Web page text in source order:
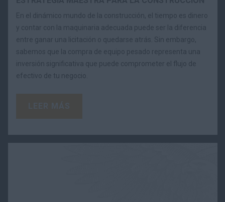
En el dinámico mundo de la construcción, el tiempo es dinero
y contar con la maquinaria adecuada puede ser la diferencia
entre ganar una licitación o quedarse atrás. Sin embargo,
sabemos que la compra de equipo pesado representa una
inversión significativa que puede comprometer el flujo de
efectivo de tu negocio.